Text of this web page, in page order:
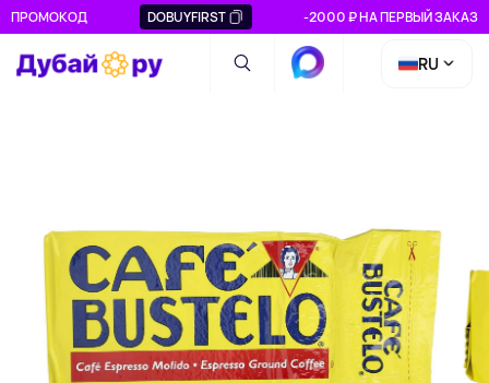
ПРОМОКОД DOBUYFIRST -2000 ₽ НА ПЕРВЫЙ ЗАКАЗ
RU